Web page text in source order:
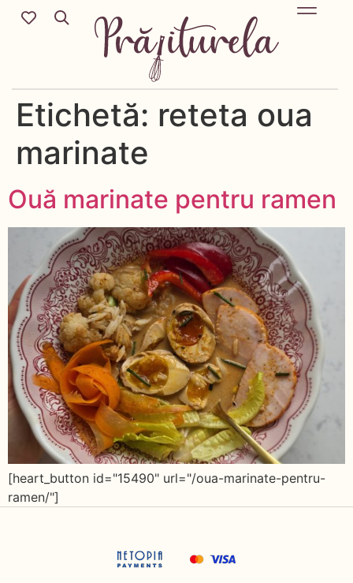
Etichetă: reteta oua
marinate
Ouă marinate pentru ramen
[heart_button id="15490" url="/oua-marinate-pentru-
ramen/"]